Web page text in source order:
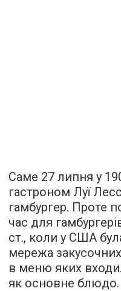
Саме 27 липня у
гастроном Луї
гамбургер. Проте
час для
ст., коли у США
мережа
в меню яких
як основне блюдо.